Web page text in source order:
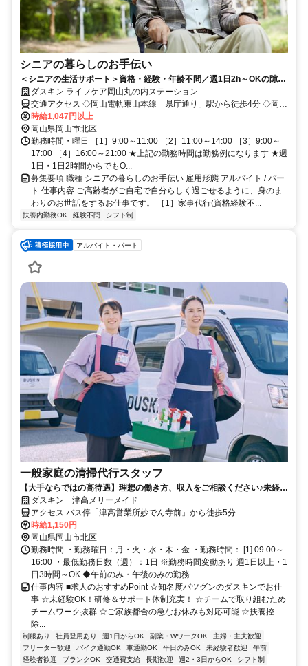
シニアの暮らしのお手伝い
＜シニアの生活サポート＞資格・経験・年齢不問／週1日2h～OKの隙間
パート／家事の経験を活かせます！
ダスキン ライフケア岡山丸の内ステーション
交通アクセス ◇岡山電軌東山本線「県庁通り」駅から徒歩4分 ◇岡山
電軌東山本線「城下」駅から徒歩9分 ◇岡山電軌東山本線「西大寺
町」駅から徒歩9分
時給1,047円以上
岡山県岡山市北区
勤務時間・曜日 ［1］9:00～11:00 ［2］11:00～14:00 ［3］9:00～
17:00 ［4］16:00～21:00 ★上記の勤務時間は勤務例になります ★週
1日・1日2時間からでもO...
募集要項 職種 シニアの暮らしのお手伝い 雇用形態 アルバイト / パー
ト 仕事内容 ご高齢者がご自宅で自分らしく過ごせるように、身のま
わりのお世話をするお仕事です。 ［1］家事代行(資格経験不...
扶養内勤務OK 経験不問 シフト制
アルバイト・パート
一般家庭の清掃代行スタッフ
【大手ならではの高待遇】理想の働き方、収入をご相談ください♪未経験
歓迎！ダスキン 津高メリーメイド
アクセス バス停「津高営業所妙でん寺前」から徒歩5分
時給1,150円
岡山県岡山市北区
勤務時間 ・勤務曜日：月・火・水・木・金 ・勤務時間： [1] 09:00～
16:00 ・最低勤務日数（週）：1日 ※勤務時間変動あり 週1日以上・1
日3時間～OK ◆午前のみ・午後のみの勤務...
仕事内容 ■求人のおすすめPoint ☆知名度バツグンのダスキンでお仕
事 ☆未経験OK！研修＆サポート体制充実！ ☆チームで取り組むため
チームワーク抜群 ☆ご家族都合の急なお休みも対応可能 ☆扶養控
除...
制服あり 社員登用あり 週1日からOK 副業・WワークOK
主婦・主夫歓迎
フリーター歓迎
バイク通勤OK 車通勤OK 平日のみOK 未経験者歓迎
午前
経験者歓迎
ブランクOK 交通費支給 長期歓迎 週2・3日からOK
シフト制